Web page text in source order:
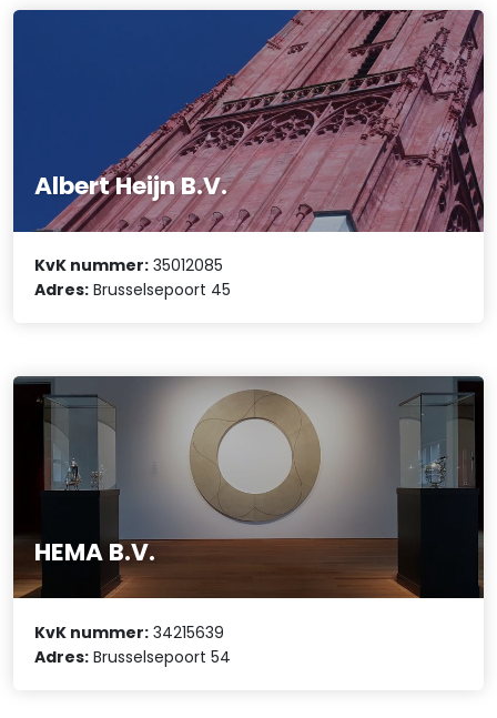
Albert Heijn B.V.
KvK nummer: 35012085
Adres: Brusselsepoort 45
HEMA B.V.
KvK nummer: 34215639
Adres: Brusselsepoort 54